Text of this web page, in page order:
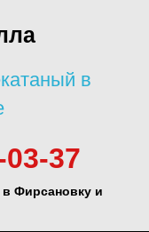
в
37
Фирсановку и